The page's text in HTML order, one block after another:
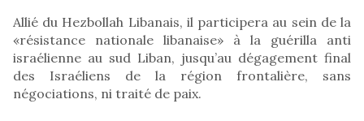
Allié du Hezbollah Libanais, il participera au sein de la
«résistance nationale libanaise» à la guérilla anti
israélienne au sud Liban, jusqu’au dégagement final
des Israéliens de la région frontalière, sans
négociations, ni traité de paix.